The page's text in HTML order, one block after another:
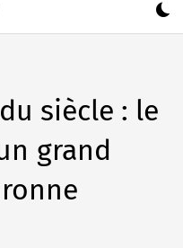
siècle : le
grand